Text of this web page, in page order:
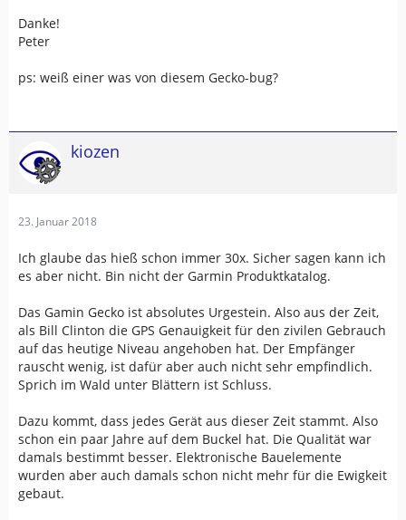
Danke!
Peter
ps: weiß einer was von diesem Gecko-bug?
kiozen
23. Januar 2018
Ich glaube das hieß schon immer 30x. Sicher sagen kann ich
es aber nicht. Bin nicht der Garmin Produktkatalog.
Das Gamin Gecko ist absolutes Urgestein. Also aus der Zeit,
als Bill Clinton die GPS Genauigkeit für den zivilen Gebrauch
auf das heutige Niveau angehoben hat. Der Empfänger
rauscht wenig, ist dafür aber auch nicht sehr empfindlich.
Sprich im Wald unter Blättern ist Schluss.
Dazu kommt, dass jedes Gerät aus dieser Zeit stammt. Also
schon ein paar Jahre auf dem Buckel hat. Die Qualität war
damals bestimmt besser. Elektronische Bauelemente
wurden aber auch damals schon nicht mehr für die Ewigkeit
gebaut.